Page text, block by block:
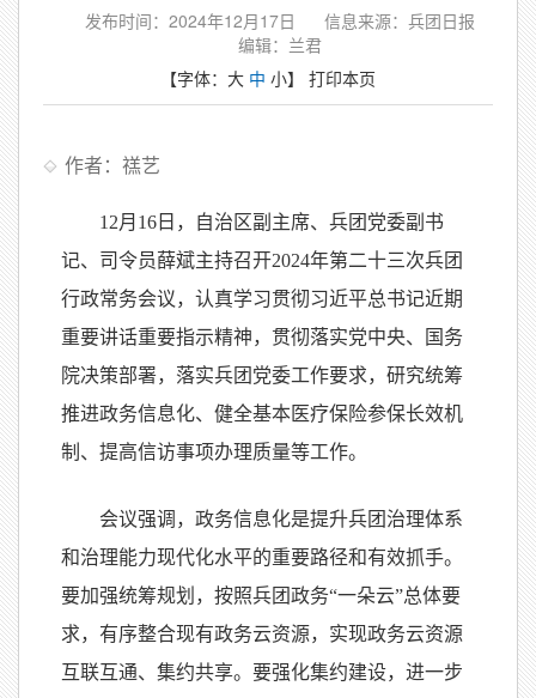
发布时间：2024年12月17日
信息来源：兵团日报
编辑：兰君
【字体： 大 中 小】 打印本页
作者：禚艺
12月16日，自治区副主席、兵团党委副书
记、司令员薛斌主持召开2024年第二十三次兵团
行政常务会议，认真学习贯彻习近平总书记近期
重要讲话重要指示精神，贯彻落实党中央、国务
院决策部署，落实兵团党委工作要求，研究统筹
推进政务信息化、健全基本医疗保险参保长效机
制、提高信访事项办理质量等工作。
会议强调，政务信息化是提升兵团治理体系
和治理能力现代化水平的重要路径和有效抓手。
要加强统筹规划，按照兵团政务“一朵云”总体要
求，有序整合现有政务云资源，实现政务云资源
互联互通、集约共享。要强化集约建设，进一步